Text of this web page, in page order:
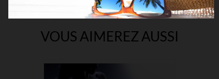
VOUS AIMEREZ AUSSI